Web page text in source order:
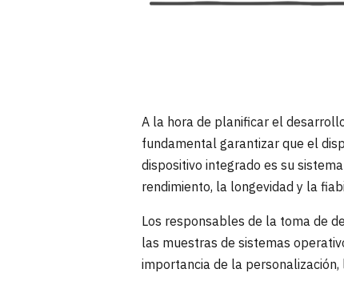
A la hora de planificar el
fundamental garantizar que el
dispositivo integrado es su
rendimiento, la longevidad y la
Los responsables de la toma de
las muestras de sistemas
importancia de la